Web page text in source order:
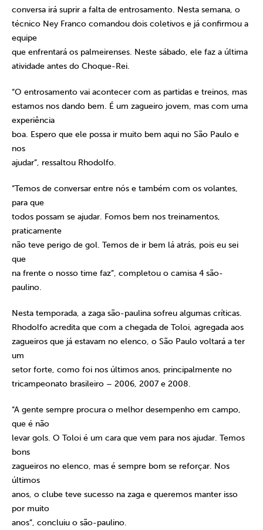
conversa irá suprir a falta de entrosamento. Nesta semana, o
técnico Ney Franco comandou dois coletivos e já confirmou a
equipe
que enfrentará os palmeirenses. Neste sábado, ele faz a última
atividade antes do Choque-Rei.
“O entrosamento vai acontecer com as partidas e treinos, mas
estamos nos dando bem. É um zagueiro jovem, mas com uma
experiência
boa. Espero que ele possa ir muito bem aqui no São Paulo e
nos
ajudar”, ressaltou Rhodolfo.
“Temos de conversar entre nós e também com os volantes,
para que
todos possam se ajudar. Fomos bem nos treinamentos,
praticamente
não teve perigo de gol. Temos de ir bem lá atrás, pois eu sei
que
na frente o nosso time faz”, completou o camisa 4 são-
paulino.
Nesta temporada, a zaga são-paulina sofreu algumas críticas.
Rhodolfo acredita que com a chegada de Toloi, agregada aos
zagueiros que já estavam no elenco, o São Paulo voltará a ter
um
setor forte, como foi nos últimos anos, principalmente no
tricampeonato brasileiro – 2006, 2007 e 2008.
“A gente sempre procura o melhor desempenho em campo,
que é não
levar gols. O Toloi é um cara que vem para nos ajudar. Temos
bons
zagueiros no elenco, mas é sempre bom se reforçar. Nos
últimos
anos, o clube teve sucesso na zaga e queremos manter isso
por muito
anos”, concluiu o são-paulino.